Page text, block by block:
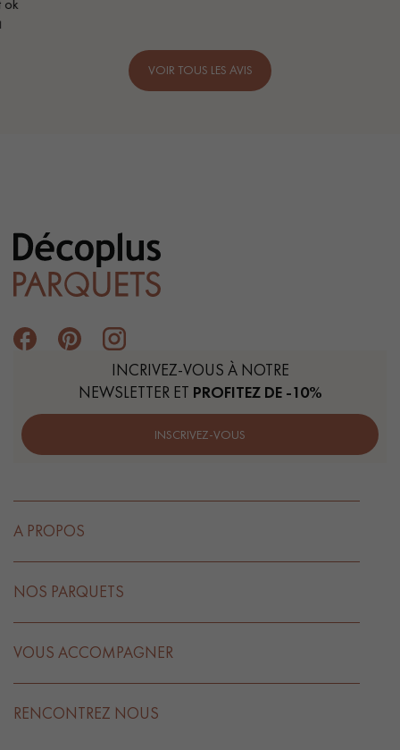
VOIR TOUS LES AVIS
INCRIVEZ-VOUS À NOTRE
NEWSLETTER ET PROFITEZ DE -10%
INSCRIVEZ-VOUS
A PROPOS
NOS PARQUETS
VOUS ACCOMPAGNER
RENCONTREZ NOUS